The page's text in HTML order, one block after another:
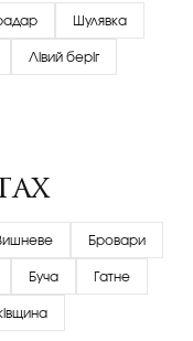
Шулявка
Лівий беріг
Бровари
Буча Гатне